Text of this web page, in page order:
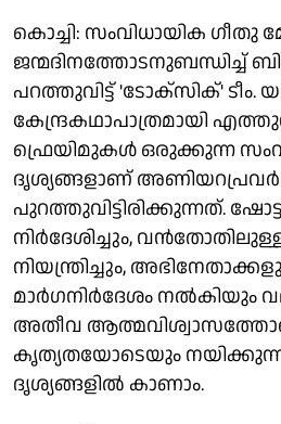
കൊച്ചി: സംവിധായിക ഗീതു
ജന്മദിനത്തോടനുബന്ധിച്ച്
പറത്തുവിട്ട് 'ടോക്സിക്' ടീം.
കേന്ദ്രകഥാപാത്രമായി
ഫ്രെയിമുകൾ ഒരുക്കുന്ന
ദൃശ്യങ്ങളാണ്
പുറത്തുവിട്ടിരിക്കുന്നത്.
നിർദേശിച്ചും,
നിയന്ത്രിച്ചും,
മാർഗനിർദേശം നൽകിയും
അതീവ
കൃത്യതയോടെയും
ദൃശ്യങ്ങളിൽ കാണാം.